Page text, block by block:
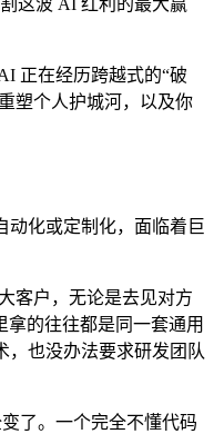
正在经历跨越式的“破
塑个人护城河，以及你
动化或定制化，面临着巨
客户，无论是去见对方
拿的往往都是同一套通用
，也没办法要求研发团队
了。一个完全不懂代码